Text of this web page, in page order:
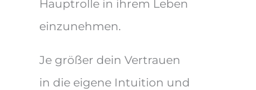
Hauptrolle in ihrem Leben
einzunehmen.
Je größer dein Vertrauen
in die eigene Intuition und